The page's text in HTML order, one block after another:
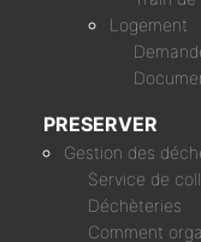
Logement
PRESERVER
Gestion des
Service de
Déchèteries
Comment